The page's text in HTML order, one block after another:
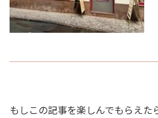
もしこの記事を楽しんでもらえた